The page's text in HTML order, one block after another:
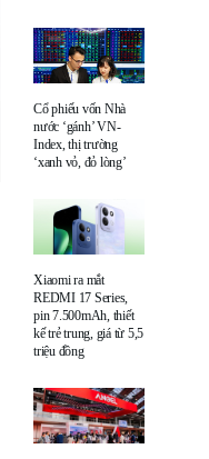
Cổ phiếu vốn Nhà
nước ‘gánh’ VN-
Index, thị trường
‘xanh vỏ, đỏ lòng’
Xiaomi ra mắt
REDMI 17 Series,
pin 7.500mAh, thiết
kế trẻ trung, giá từ 5,5
triệu đồng